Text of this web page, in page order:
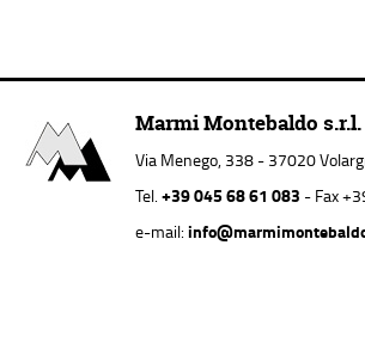
Marmi Montebaldo s.r.l.
Via Menego, 338 - 37020
Tel. +39 045 68 61 083 - Fax
e-mail: